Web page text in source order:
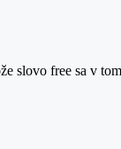
slovo free sa v